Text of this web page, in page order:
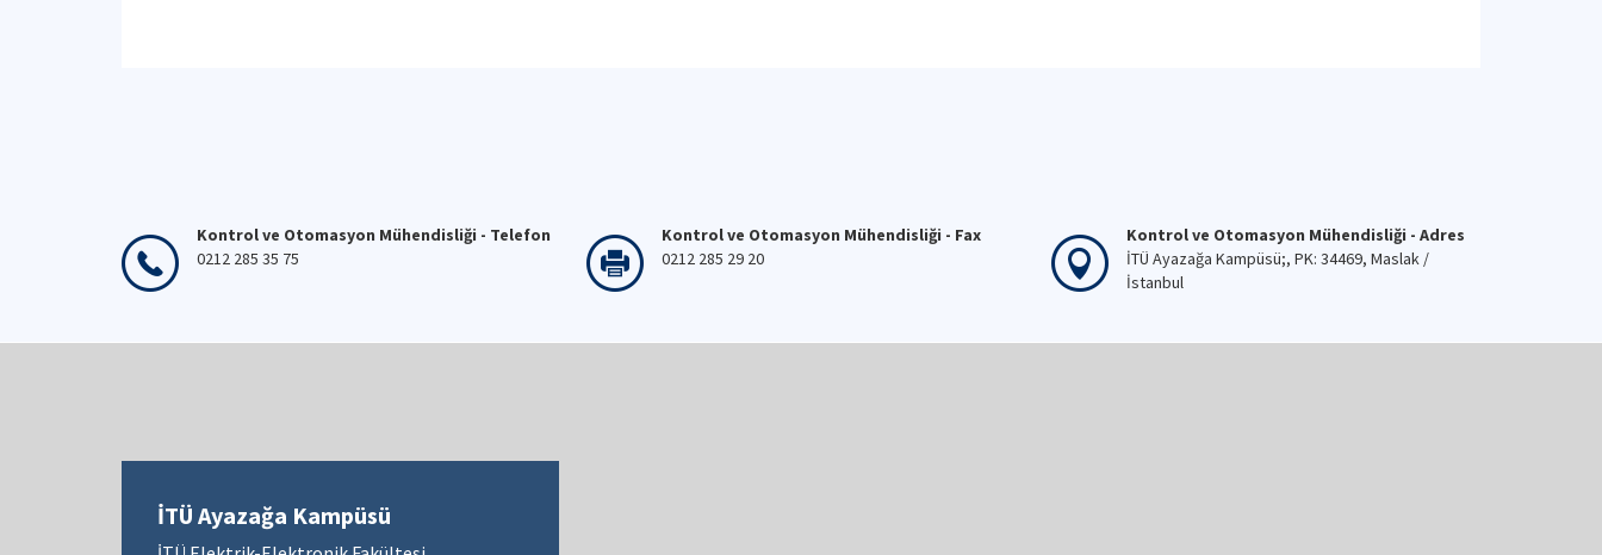
Kontrol ve Otomasyon Mühendisliği - Telefon
0212 285 35 75
Kontrol ve Otomasyon Mühendisliği - Fax
0212 285 29 20
Kontrol ve Otomasyon Mühendisliği - Adres
İTÜ Ayazağa Kampüsü;, PK: 34469, Maslak /
İstanbul
İTÜ Ayazağa Kampüsü